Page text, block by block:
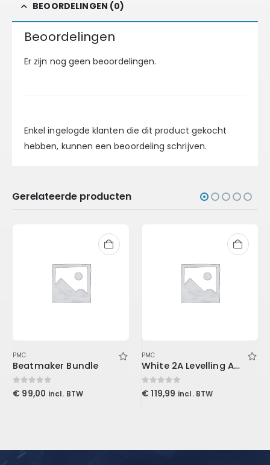
BEOORDELINGEN (0)
Beoordelingen
Er zijn nog geen beoordelingen.
Enkel ingelogde klanten die dit product gekocht
hebben, kunnen een beoordeling schrijven.
Gerelateerde producten
PMC
Beatmaker Bundle
0out of 5
€ 99,00 incl. BTW
PMC
White 2A Levelling Amplifier (Download)
0out of 5
€ 119,99 incl. BTW